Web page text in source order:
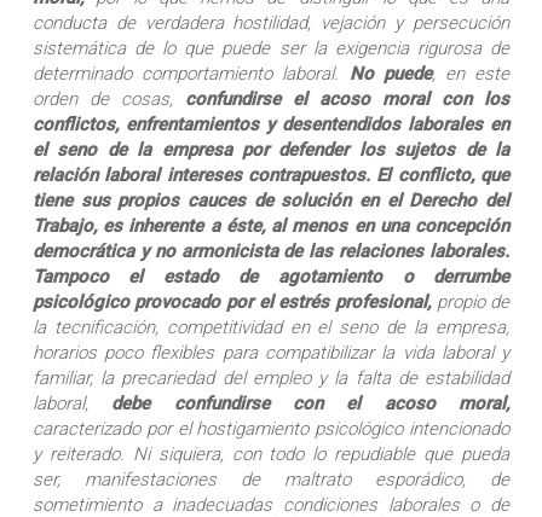
conducta de verdadera hostilidad, vejación y persecución
sistemática de lo que puede ser la exigencia rigurosa de
determinado comportamiento laboral. No puede, en este
orden de cosas, confundirse el acoso moral con los
conflictos, enfrentamientos y desentendidos laborales en
el seno de la empresa por defender los sujetos de la
relación laboral intereses contrapuestos. El conflicto, que
tiene sus propios cauces de solución en el Derecho del
Trabajo, es inherente a éste, al menos en una concepción
democrática y no armonicista de las relaciones laborales.
Tampoco el estado de agotamiento o derrumbe
psicológico provocado por el estrés profesional, propio de
la tecnificación, competitividad en el seno de la empresa,
horarios poco flexibles para compatibilizar la vida laboral y
familiar, la precariedad del empleo y la falta de estabilidad
laboral, debe confundirse con el acoso moral,
caracterizado por el hostigamiento psicológico intencionado
y reiterado. Ni siquiera, con todo lo repudiable que pueda
ser, manifestaciones de maltrato esporádico, de
sometimiento a inadecuadas condiciones laborales o de